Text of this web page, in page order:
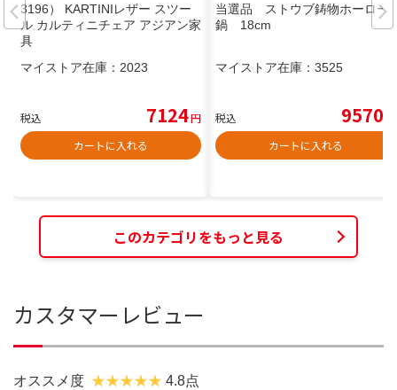
3196） KARTINIレザー スツー
ル カルティニチェア アジアン家
具
マイストア在庫： 2023
税込 7124円
カートに入れる
当選品 ストウブ鋳物ホーロー
鍋 18cm
マイストア在庫： 3525
税込 9570
カートに入れる
このカテゴリをもっと見る
カスタマーレビュー
オススメ度 4.8点